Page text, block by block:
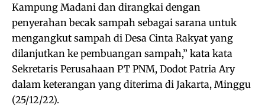
Kampung Madani dan dirangkai dengan
penyerahan becak sampah sebagai sarana untuk
mengangkut sampah di Desa Cinta Rakyat yang
dilanjutkan ke pembuangan sampah,” kata kata
Sekretaris Perusahaan PT PNM, Dodot Patria Ary
dalam keterangan yang diterima di Jakarta, Minggu
(25/12/22).